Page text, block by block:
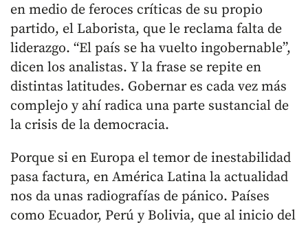
en medio de feroces críticas de su propio
partido, el Laborista, que le reclama falta de
liderazgo. “El país se ha vuelto ingobernable”,
dicen los analistas. Y la frase se repite en
distintas latitudes. Gobernar es cada vez más
complejo y ahí radica una parte sustancial de
la crisis de la democracia.
Porque si en Europa el temor de inestabilidad
pasa factura, en América Latina la actualidad
nos da unas radiografías de pánico. Países
como Ecuador, Perú y Bolivia, que al inicio del